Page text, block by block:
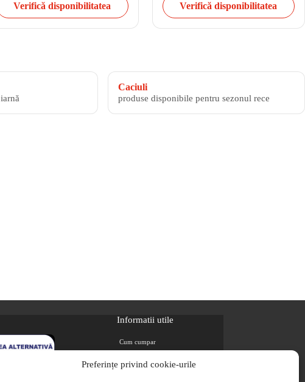
Preferințe privind cookie-urile
Verifică disponibilitatea
Verifică disponibilitatea
Caciuli
produse disponibile pentru sezonul rece
Informatii utile
Cum cumpar